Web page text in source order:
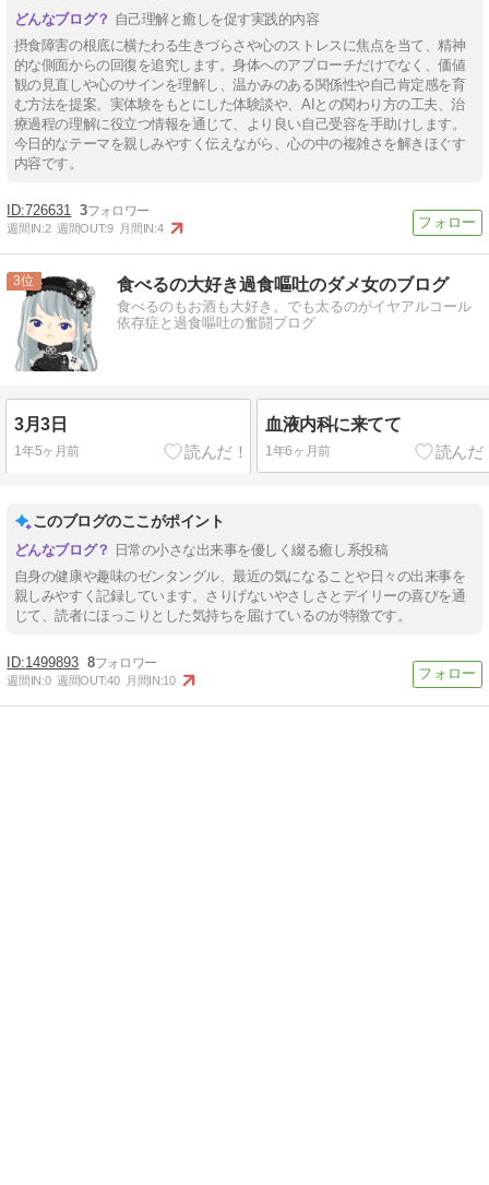
自己理解と癒しを促す実践的内容
摂食障害の根底に横たわる生きづらさや心のストレスに焦点を当て、精神
的な側面からの回復を追究します。身体へのアプローチだけでなく、価値
観の見直しや心のサインを理解し、温かみのある関係性や自己肯定感を育
む方法を提案。実体験をもとにした体験談や、AIとの関わり方の工夫、治
療過程の理解に役立つ情報を通じて、より良い自己受容を手助けします。
今日的なテーマを親しみやすく伝えながら、心の中の複雑さを解きほぐす
内容です。
726631 3
週間IN:2 週間OUT:9 月間IN:4
3 食べるの大好き過食嘔吐のダメ女のブログ
食べるのもお酒も大好き。でも太るのがイヤアルコール
依存症と過食嘔吐の奮闘ブログ
3月3日
1年5ヶ月前
血液内科に来てて
1年6ヶ月前
このブログのここがポイント
日常の小さな出来事を優しく綴る癒し系投稿
自身の健康や趣味のゼンタングル、最近の気になることや日々の出来事を
親しみやすく記録しています。さりげないやさしさとデイリーの喜びを通
じて、読者にほっこりとした気持ちを届けているのが特徴です。
1499893 8
週間IN:0 週間OUT:40 月間IN:10